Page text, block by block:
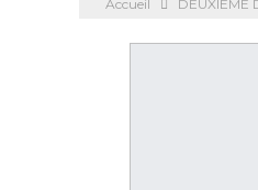
Accueil DEUXIEME